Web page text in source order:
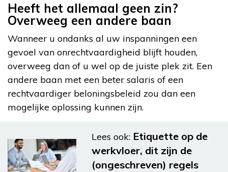
Heeft het allemaal geen zin?
Overweeg een andere baan
Wanneer u ondanks al uw inspanningen een
gevoel van onrechtvaardigheid blijft houden,
overweeg dan of u wel op de juiste plek zit. Een
andere baan met een beter salaris of een
rechtvaardiger beloningsbeleid zou dan een
mogelijke oplossing kunnen zijn.
Lees ook: Etiquette op de
werkvloer, dit zijn de
(ongeschreven) regels